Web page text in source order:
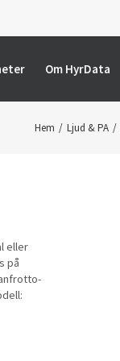
Om HyrData
Hem / Ljud & PA /
eller
på